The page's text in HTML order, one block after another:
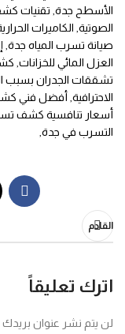
الأسطح جدة, تقنيات
الصوتية, الكاميرات
صيانة تسرب المياه جدة,
العزل المائي
تشققات الجدران بسبب
الاحترافية, أفضل
أسعار تنافسية كشف
التسرب في جدة,
القادم
اترك تعليقاً
لن يتم نشر عنوان بريدك